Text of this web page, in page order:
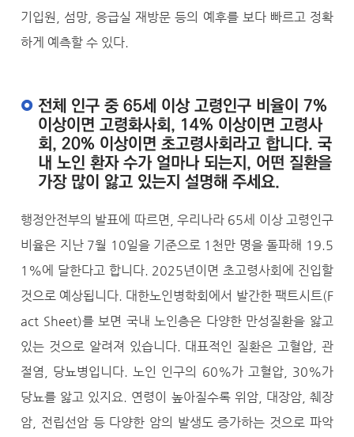
기입원, 섬망, 응급실 재방문 등의 예후를 보다 빠르고 정확
하게 예측할 수 있다.
전체 인구 중 65세 이상 고령인구 비율이 7%
이상이면 고령화사회, 14% 이상이면 고령사
회, 20% 이상이면 초고령사회라고 합니다. 국
내 노인 환자 수가 얼마나 되는지, 어떤 질환을
가장 많이 앓고 있는지 설명해 주세요.
행정안전부의 발표에 따르면, 우리나라 65세 이상 고령인구
비율은 지난 7월 10일을 기준으로 1천만 명을 돌파해 19.5
1%에 달한다고 합니다. 2025년이면 초고령사회에 진입할
것으로 예상됩니다. 대한노인병학회에서 발간한 팩트시트(F
act Sheet)를 보면 국내 노인층은 다양한 만성질환을 앓고
있는 것으로 알려져 있습니다. 대표적인 질환은 고혈압, 관
절염, 당뇨병입니다. 노인 인구의 60%가 고혈압, 30%가
당뇨를 앓고 있지요. 연령이 높아질수록 위암, 대장암, 췌장
암, 전립선암 등 다양한 암의 발생도 증가하는 것으로 파악